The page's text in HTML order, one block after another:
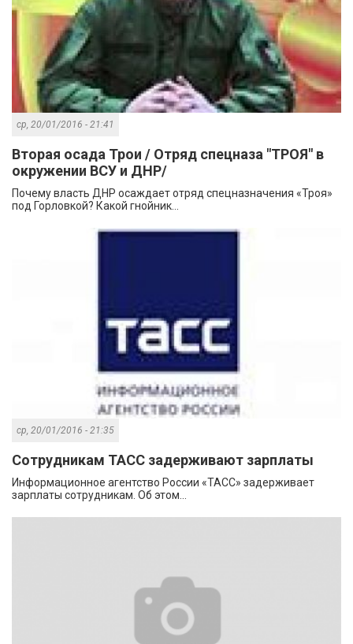
ср, 20/01/2016 - 21:41
Вторая осада Трои / Отряд спецназа "ТРОЯ" в
окружении ВСУ и ДНР/
Почему власть ДНР осаждает отряд спецназначения «Троя»
под Горловкой? Какой гнойник...
ср, 20/01/2016 - 21:35
Сотрудникам ТАСС задерживают зарплаты
Информационное агентство России «ТАСС» задерживает
зарплаты сотрудникам. Об этом...